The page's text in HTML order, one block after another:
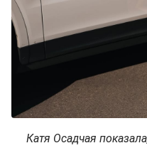
Катя Осадчая